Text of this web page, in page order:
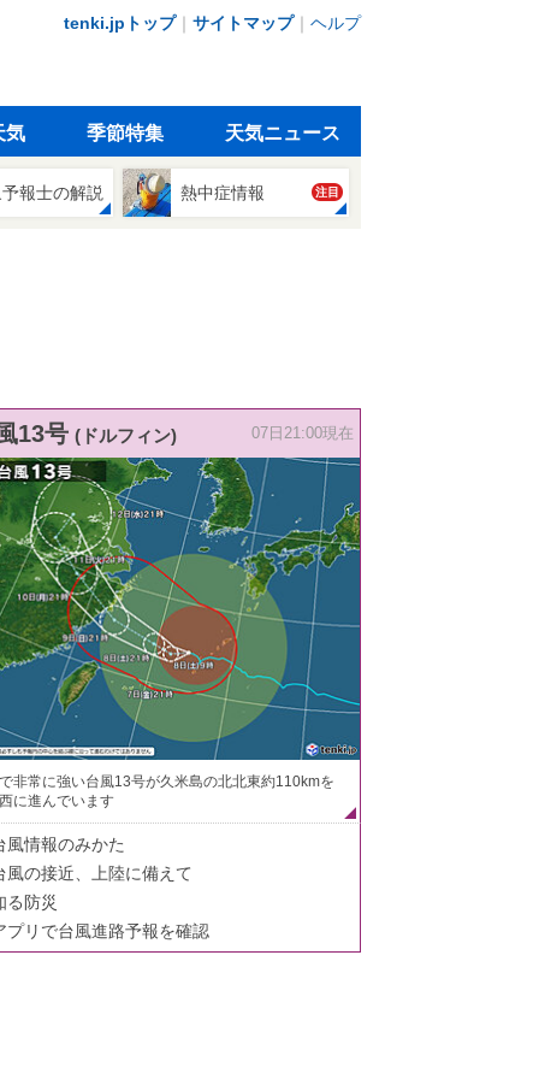
tenki.jpトップ｜ サイトマップ｜ ヘルプ
気 季節特集 天気ニュース
報士の解説 熱中症情報 注目
13号 (ドルフィン) 07日21:00現在
非常に強い台風13号が久米島の北北東約110kmを
に進んでいます
風情報のみかた
風の接近、上陸に備えて
る防災
プリで台風進路予報を確認